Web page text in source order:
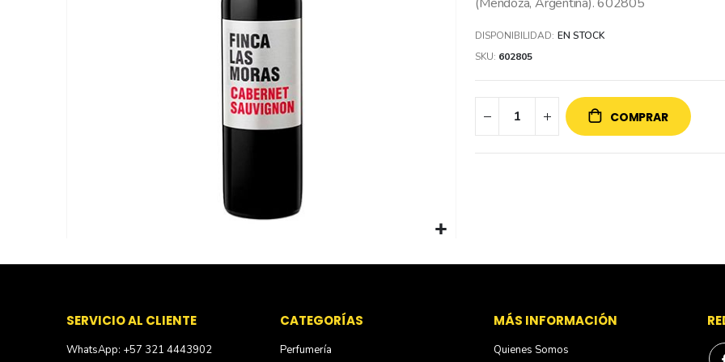
to
of
images
DISPONIBILIDAD: EN STOCK
SKU 602805
COMPRAR
SERVICIO AL CLIENTE
WhatsApp: +57 321 4443902
CATEGORÍAS
Perfumería
MÁS INFORMACIÓN
Quienes Somos